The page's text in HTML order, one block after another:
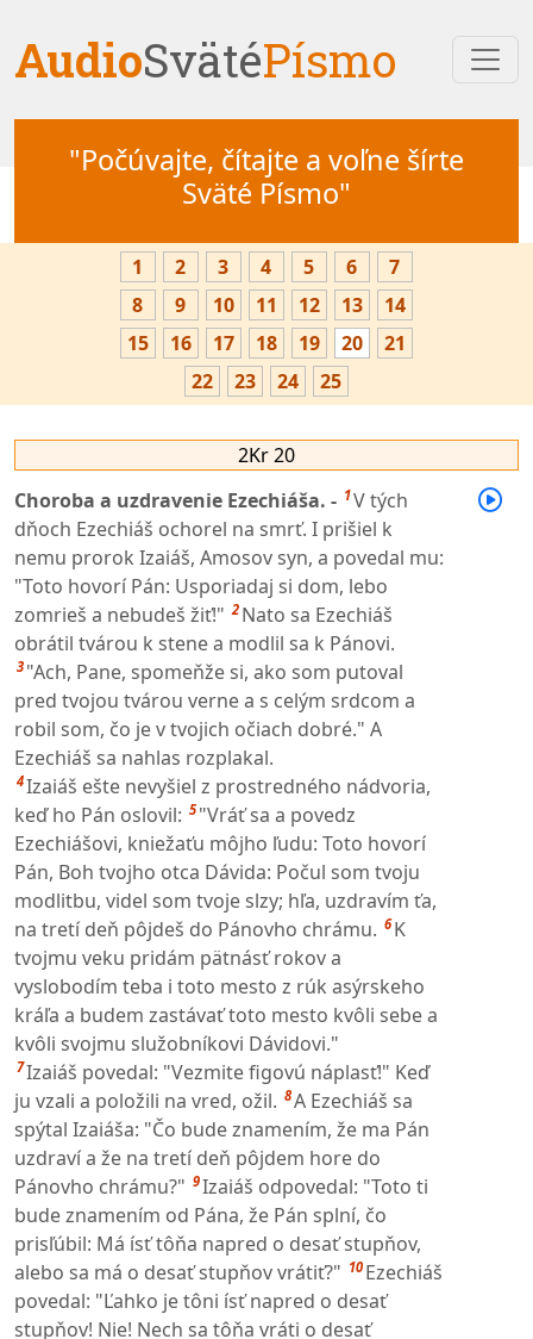
AudioSvätéPísmo
"Počúvajte, čítajte a voľne šírte
Sväté Písmo"
1 2 3 4 5 6
7
8
9 10 11 12 13
14
15
16 17 18 19 20
21
22
23 24 25
2Kr 20
Choroba a uzdravenie Ezechiáša. - 1V tých
dňoch Ezechiáš ochorel na smrť. I prišiel k
nemu prorok Izaiáš, Amosov syn, a povedal mu:
"Toto hovorí Pán: Usporiadaj si dom, lebo
zomrieš a nebudeš žiť!" 2 Nato sa Ezechiáš
obrátil tvárou k stene a modlil sa k Pánovi.
3 "Ach, Pane, spomeňže si, ako som putoval
pred tvojou tvárou verne a s celým srdcom a
robil som, čo je v tvojich očiach dobré." A
Ezechiáš sa nahlas rozplakal.
4Izaiáš ešte nevyšiel z prostredného nádvoria,
keď ho Pán oslovil: 5 "Vráť sa a povedz
Ezechiášovi, kniežaťu môjho ľudu: Toto hovorí
Pán, Boh tvojho otca Dávida: Počul som tvoju
modlitbu, videl som tvoje slzy; hľa, uzdravím ťa,
na tretí deň pôjdeš do Pánovho chrámu. 6 K
tvojmu veku pridám pätnásť rokov a
vyslobodím teba i toto mesto z rúk asýrskeho
kráľa a budem zastávať toto mesto kvôli sebe a
kvôli svojmu služobníkovi Dávidovi."
7Izaiáš povedal: "Vezmite figovú náplasť!" Keď
ju vzali a položili na vred, ožil. 8A Ezechiáš sa
spýtal Izaiáša: "Čo bude znamením, že ma Pán
uzdraví a že na tretí deň pôjdem hore do
Pánovho chrámu?" 9Izaiáš odpovedal: "Toto ti
bude znamením od Pána, že Pán splní, čo
prisľúbil: Má ísť tôňa napred o desať stupňov,
alebo sa má o desať stupňov vrátiť?" 10 Ezechiáš
povedal: "Ľahko je tôni ísť napred o desať
stupňov! Nie! Nech sa tôňa vráti o desať